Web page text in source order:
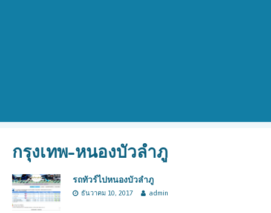
กรุงเทพ-หนองบัวลำภู
รถทัวร์ไปหนองบัวลำภู
ธันวาคม 10, 2017 admin